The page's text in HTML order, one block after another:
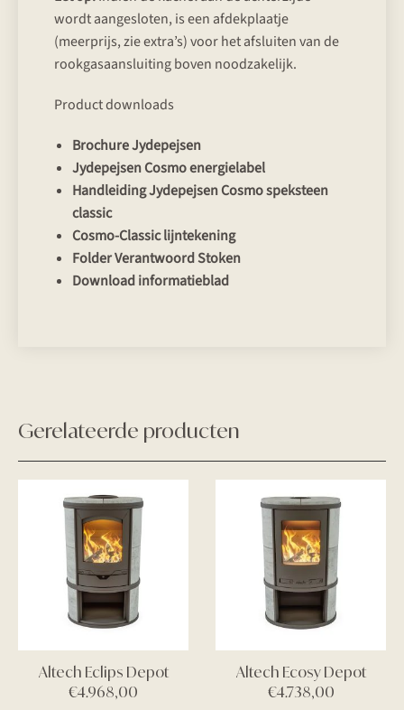
wordt aangesloten, is een afdekplaatje
(meerprijs, zie extra’s) voor het afsluiten van de
rookgasaansluiting boven noodzakelijk.
Product downloads
Brochure Jydepejsen
Jydepejsen Cosmo energielabel
Handleiding Jydepejsen Cosmo speksteen
classic
Cosmo-Classic lijntekening
Folder Verantwoord Stoken
Download informatieblad
Gerelateerde producten
Altech Eclips Depot
€4.968,00
Altech Ecosy Depot
€4.738,00